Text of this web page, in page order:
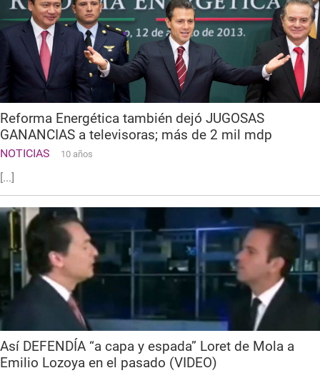
Reforma Energética también dejó JUGOSAS
GANANCIAS a televisoras; más de 2 mil mdp
NOTICIAS 10 años
[...]
Así DEFENDÍA “a capa y espada” Loret de Mola a
Emilio Lozoya en el pasado (VIDEO)